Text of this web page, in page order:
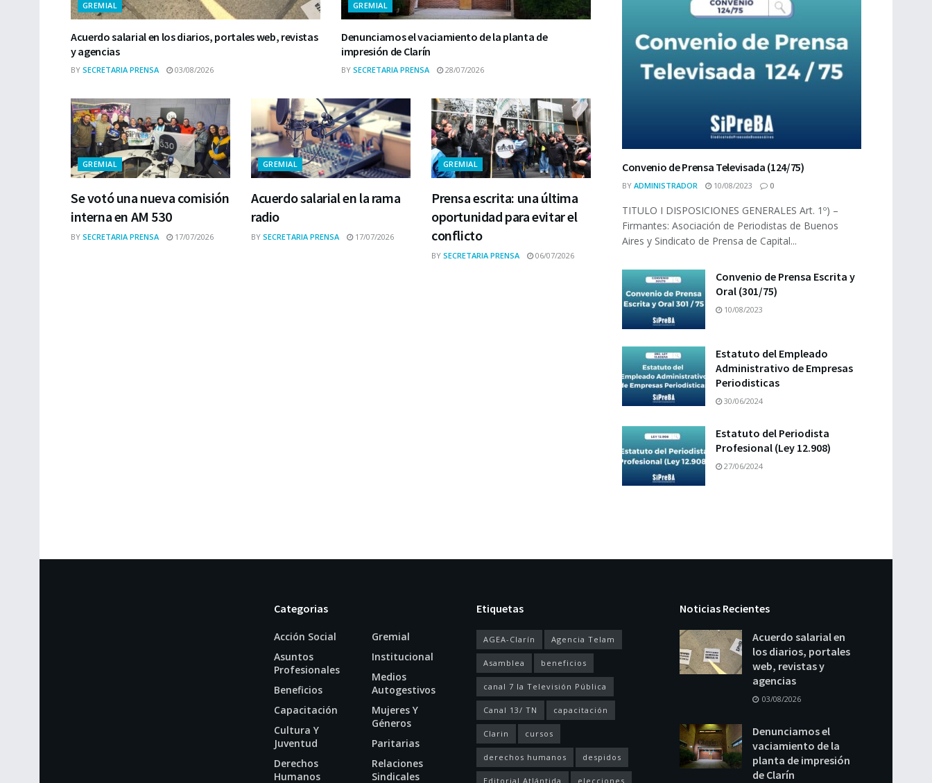
GREMIAL
Acuerdo salarial en los diarios, portales web, revistas
y agencias
BY SECRETARIA PRENSA 03/08/2026
GREMIAL
Denunciamos el vaciamiento de la planta de
impresión de Clarín
BY SECRETARIA PRENSA 28/07/2026
GREMIAL
Se votó una nueva comisión
interna en AM 530
BY SECRETARIA PRENSA 17/07/2026
GREMIAL
Acuerdo salarial en la rama
radio
BY SECRETARIA PRENSA 17/07/2026
GREMIAL
Prensa escrita: una última
oportunidad para evitar el
conflicto
BY SECRETARIA PRENSA 06/07/2026
Convenio de Prensa Televisada (124/75)
BY ADMINISTRADOR 10/08/2023 0
TITULO I DISPOSICIONES GENERALES Art. 1º) –
Firmantes: Asociación de Periodistas de Buenos
Aires y Sindicato de Prensa de Capital...
Convenio de Prensa Escrita y
Oral (301/75)
10/08/2023
Estatuto del Empleado
Administrativo de Empresas
Periodisticas
30/06/2024
Estatuto del Periodista
Profesional (Ley 12.908)
27/06/2024
Categorias
Acción Social
Asuntos
Profesionales
Beneficios
Capacitación
Cultura Y
Juventud
Derechos
Humanos
Gremial
Institucional
Medios
Autogestivos
Mujeres Y
Géneros
Paritarias
Relaciones
Sindicales
Etiquetas
AGEA-Clarín Agencia Telam
Asamblea beneficios
canal 7 la Televisión Pública
Canal 13/ TN capacitación
Clarin cursos
derechos humanos despidos
Editorial Atlántida elecciones
Noticias Recientes
Acuerdo salarial en
los diarios, portales
web, revistas y
agencias
03/08/2026
Denunciamos el
vaciamiento de la
planta de impresión
de Clarín